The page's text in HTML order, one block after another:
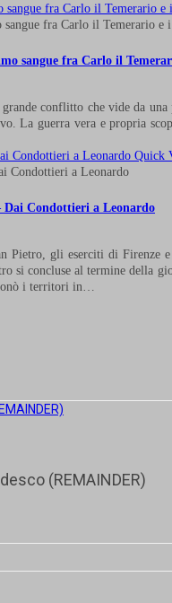
sangue fra Carlo il
conflitto che vide da
La guerra vera e propria
Quick
Condottieri a Leonardo
Pietro, gli eserciti di Firenze
si concluse al termine della
i territori in…
(REMAINDER)